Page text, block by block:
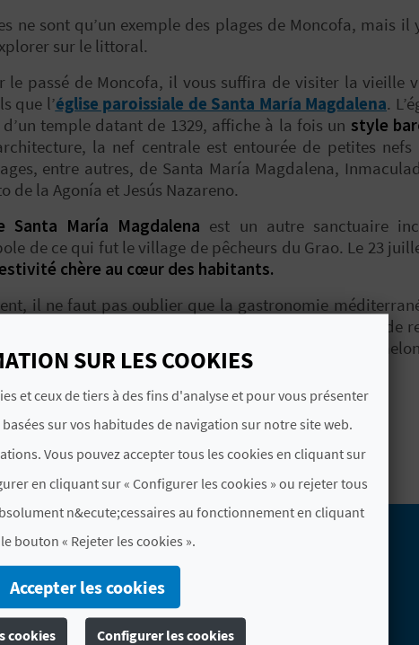
ne sont qu’un exemple des plages de Moncofa, mais
sur le littoral.
le passé de Moncofa, il vous suffira de visiter la vieille
que l’église paroissiale de Santa María Magdalena.
temple datant de 1329, affiche à la fois un style
la nef centrale est entourée de petites
entre autres, de Santa María Magdalena,
de la Agonía et Jesús Nazareno.
Santa María Magdalena est un autre sanctuaire
de ce qui fut le village de pêcheurs du Grao. Le 23
chère au cœur des habitants.
il ne faut pas oublier que la gastronomie
n’est pas une exception. Impossible de
l’un des
TROUVEZ
SUR LES COOKIES
et ceux de tiers à des fins d'analyse et pour vous présenter
sur vos habitudes de navigation sur notre site web.
Vous pouvez accepter tous les cookies en cliquant sur
en cliquant sur « Configurer les cookies » ou rejeter tous
n&ecute;cessaires au fonctionnement en cliquant
bouton « Rejeter les cookies ».
Accepter les cookies
cookies Configurer les cookies